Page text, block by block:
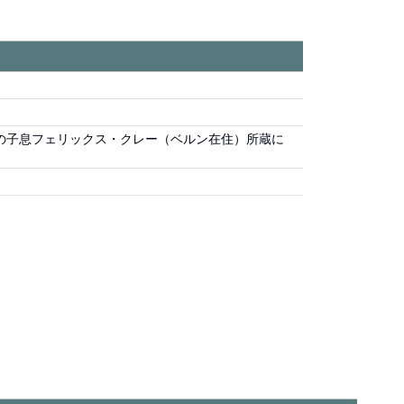
息フェリックス・クレー（ベルン在住）所蔵に